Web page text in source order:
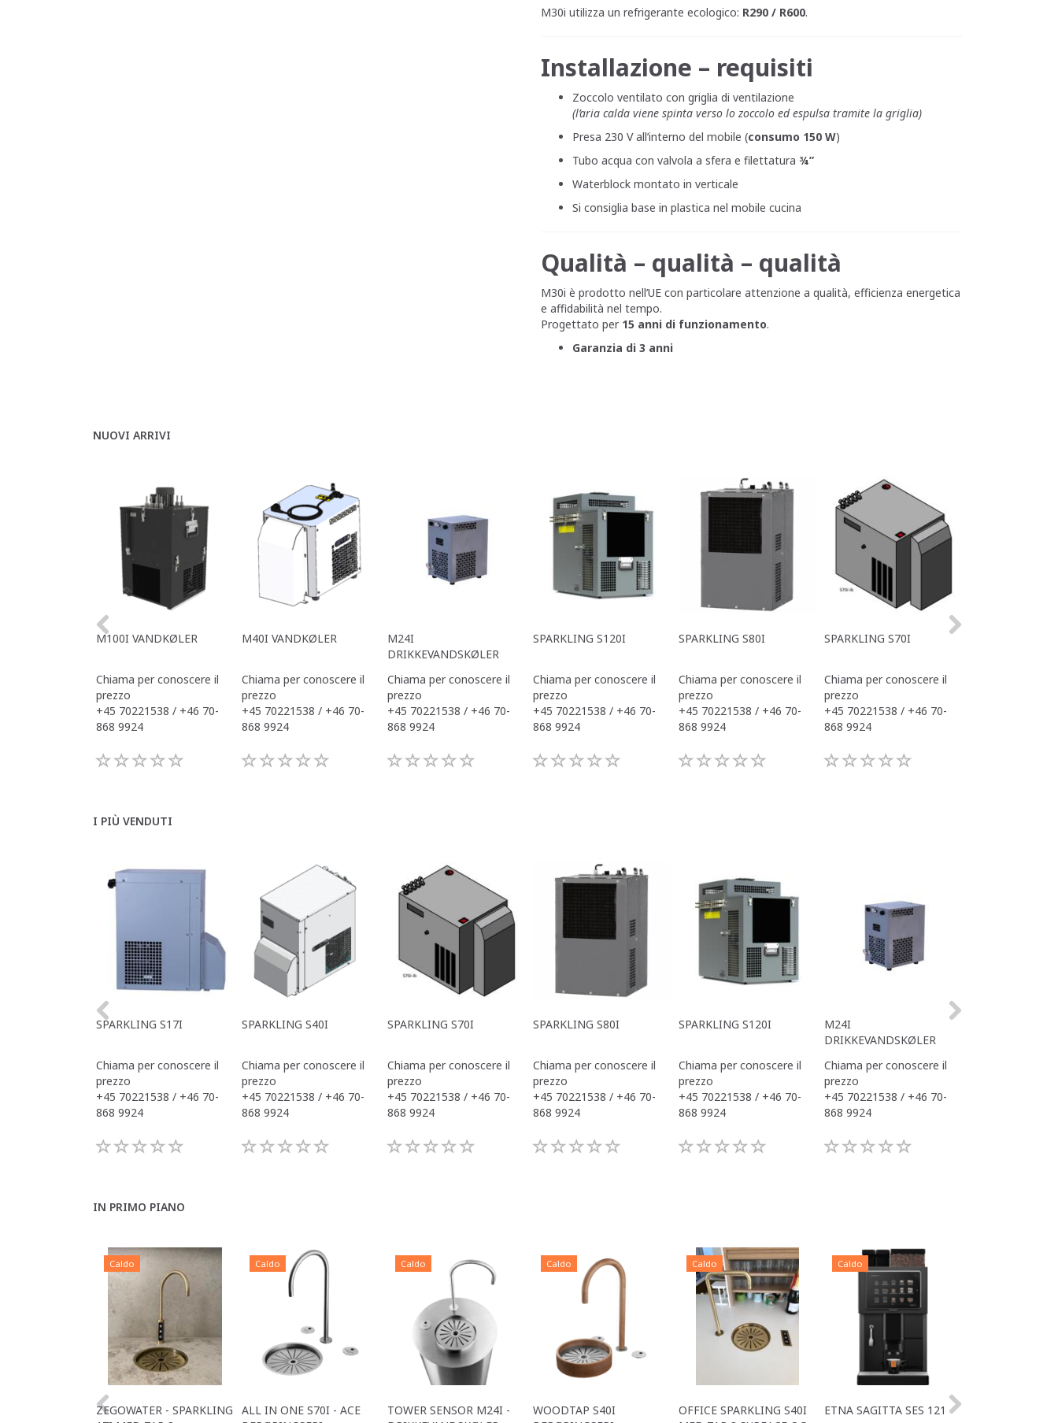
M30i utilizza un refrigerante ecologico: R290 / R600.
Installazione – requisiti
Zoccolo ventilato con griglia di ventilazione
(l’aria calda viene spinta verso lo zoccolo ed espulsa tramite la griglia)
Presa 230 V all’interno del mobile (consumo 150 W)
Tubo acqua con valvola a sfera e filettatura ¾”
Waterblock montato in verticale
Si consiglia base in plastica nel mobile cucina
Qualità – qualità – qualità
M30i è prodotto nell’UE con particolare attenzione a qualità, efficienza energetica
e affidabilità nel tempo.
Progettato per 15 anni di funzionamento.
Garanzia di 3 anni
NUOVI ARRIVI
M100I VANDKØLER
Chiama per conoscere il
prezzo
+45 70221538 / +46 70-
868 9924
M40I VANDKØLER
Chiama per conoscere il
prezzo
+45 70221538 / +46 70-
868 9924
M24I
DRIKKEVANDSKØLER
Chiama per conoscere il
prezzo
+45 70221538 / +46 70-
868 9924
SPARKLING S120I
Chiama per conoscere il
prezzo
+45 70221538 / +46 70-
868 9924
SPARKLING S80I
Chiama per conoscere il
prezzo
+45 70221538 / +46 70-
868 9924
SPARKLING S70I
Chiama per conoscere il
prezzo
+45 70221538 / +46 70-
868 9924
I PIÙ VENDUTI
SPARKLING S17I
Chiama per conoscere il
prezzo
+45 70221538 / +46 70-
868 9924
SPARKLING S40I
Chiama per conoscere il
prezzo
+45 70221538 / +46 70-
868 9924
SPARKLING S70I
Chiama per conoscere il
prezzo
+45 70221538 / +46 70-
868 9924
SPARKLING S80I
Chiama per conoscere il
prezzo
+45 70221538 / +46 70-
868 9924
SPARKLING S120I
Chiama per conoscere il
prezzo
+45 70221538 / +46 70-
868 9924
M24I
DRIKKEVANDSKØLER
Chiama per conoscere il
prezzo
+45 70221538 / +46 70-
868 9924
IN PRIMO PIANO
Caldo
ZEGOWATER - SPARKLING
Caldo
ALL IN ONE S70I - ACE
Caldo
TOWER SENSOR M24I -
Caldo
WOODTAP S40I
Caldo
OFFICE SPARKLING S40I
Caldo
ETNA SAGITTA SES 121